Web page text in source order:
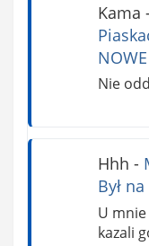
Kama -
Nie
Hhh -
Był
U
kazali